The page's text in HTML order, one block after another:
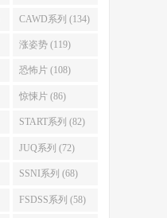
CAWD系列 (134)
涨姿势 (119)
恐怖片 (108)
惊悚片 (86)
START系列 (82)
JUQ系列 (72)
SSNI系列 (68)
FSDSS系列 (58)